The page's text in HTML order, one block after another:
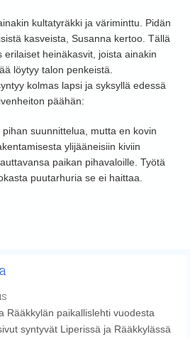
kultatyräkki ja väriminttu. Pidän
kasveista, Susanna kertoo. Tällä
erilaiset heinäkasvit, joista ainakin
löytyy talon penkeistä.
kolmas lapsi ja syksyllä edessä
päähän:
suunnittelua, mutta en kovin
ylijääneisiin kiviin
paikan pihavaloille. Työtä
puutarhuria se ei haittaa.
Rääkkylän paikallislehti vuodesta
syntyvät Liperissä ja Rääkkylässä